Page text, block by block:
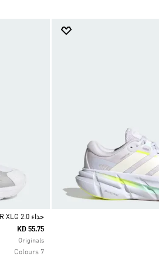
Selected
حذاء ADISTAR XLG 2.0
KD 55.75
Originals
7 Colours